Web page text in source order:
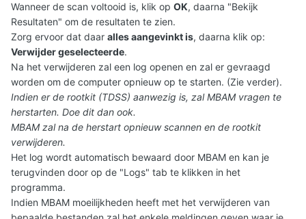
Wanneer de scan voltooid is, klik op OK, daarna "Bekijk
Resultaten" om de resultaten te zien.
Zorg ervoor dat daar alles aangevinkt is, daarna klik op:
Verwijder geselecteerde.
Na het verwijderen zal een log openen en zal er gevraagd
worden om de computer opnieuw op te starten. (Zie verder).
Indien er de rootkit (TDSS) aanwezig is, zal MBAM vragen te
herstarten. Doe dit dan ook.
MBAM zal na de herstart opnieuw scannen en de rootkit
verwijderen.
Het log wordt automatisch bewaard door MBAM en kan je
terugvinden door op de "Logs" tab te klikken in het
programma.
Indien MBAM moeilijkheden heeft met het verwijderen van